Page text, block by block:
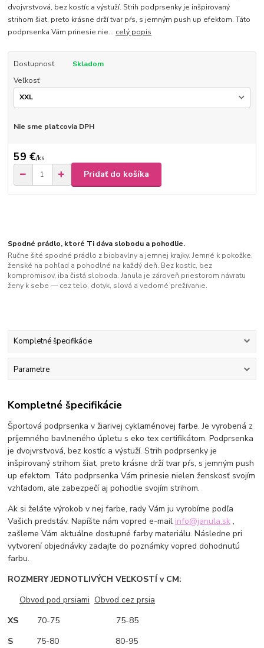
dvojvrstvová, bez kostíc a výstuží. Strih podprsenky je inšpirovaný
strihom šiat, preto krásne drží tvar pŕs, s jemným push up efektom. Táto
podprsenka Vám prinesie nie... celý popis
Dostupnosť
Skladom
Veľkosť
Nie sme platcovia DPH
59 €/ks
Pridať do košíka
Spodné prádlo, ktoré Ti dáva slobodu a pohodlie.
Ručne šité spodné prádlo z biobavlny a jemnej krajky. Jemné k pokožke,
ženské na pohľad a pohodlné na každý deň. Bez kostíc, bez
kompromisov, iba čistá sloboda. Janula je zároveň priestorom návratu
ženy k sebe — cez telo, dotyk, slová a vedomé prežívanie.
Kompletné špecifikácie
Parametre
Kompletné špecifikácie
Športová podprsenka v žiarivej cyklaménovej farbe. Je vyrobená z
príjemného bavlneného úpletu s eko tex certifikátom. Podprsenka
je dvojvrstvová, bez kostíc a výstuží. Strih podprsenky je
inšpirovaný strihom šiat, preto krásne drží tvar pŕs, s jemným push
up efektom. Táto podprsenka Vám prinesie nielen ženskosť svojím
vzhľadom, ale zabezpečí aj pohodlie svojím strihom.
Ak si želáte výrokob v nej farbe, rady Vám ju vyrobíme podľa
Vašich predstáv. Napíšte nám vopred e-mail info@janula.sk ,
zašleme Vám aktuálne dostupné farby materiálu. Následne pri
vytvorení objednávky zadajte do poznámky vopred dohodnutú
farbu.
ROZMERY JEDNOTLIVÝCH VEĽKOSTÍ v CM:
Obvod pod prsiami Obvod cez prsia
XS 70-75 75-85
S 75-80 80-95